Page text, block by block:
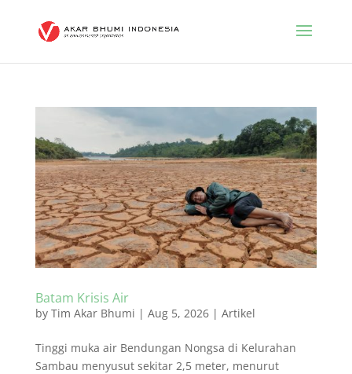
Batam Krisis Air
by Tim Akar Bhumi | Aug 5, 2026| Artikel
Tinggi muka air Bendungan Nongsa di Kelurahan
Sambau menyusut sekitar 2,5 meter, menurut